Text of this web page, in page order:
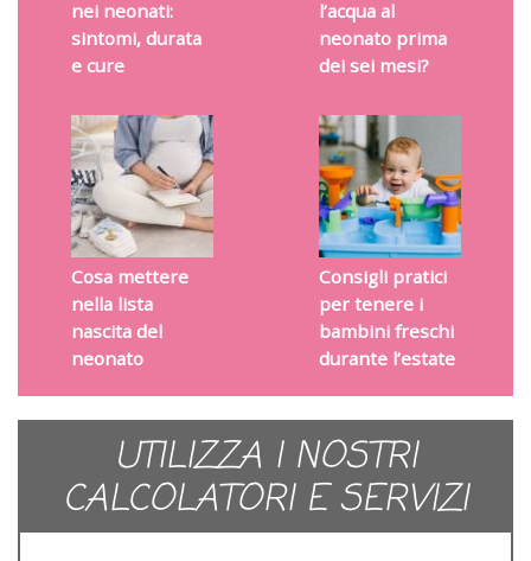
nei neonati:
sintomi, durata
e cure
l’acqua al
neonato prima
dei sei mesi?
Cosa mettere
nella lista
nascita del
neonato
Consigli pratici
per tenere i
bambini freschi
durante l’estate
UTILIZZA I NOSTRI
CALCOLATORI E SERVIZI